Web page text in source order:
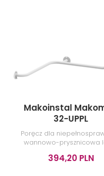
Makoinstal
32-UPPL
Poręcz dla
wannowo-prysznicowa
maskujących
394,20 PLN